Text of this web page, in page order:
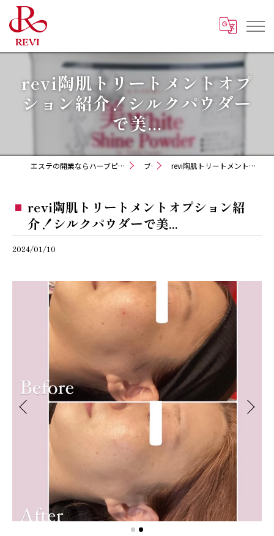
revi陶肌トリートメントオプ
ション紹介！シルクパウダー
で美...
エステの開業ならハーブピーリング REVI化粧品 正規取扱販売会社 ブログ revi陶肌トリートメントオプション紹介！シルクパウダーで美...
revi陶肌トリートメントオプション紹
介！シルクパウダーで美...
2024/01/10